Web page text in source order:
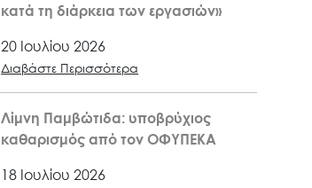
κατά τη διάρκεια των εργασιών»
20 Ιουλίου 2026
Διαβάστε Περισσότερα
Λίμνη Παμβώτιδα: υποβρύχιος
καθαρισμός από τον ΟΦΥΠΕΚΑ
18 Ιουλίου 2026